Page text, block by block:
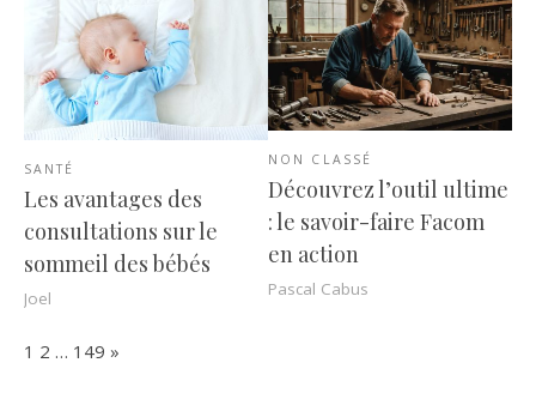
SANTÉ
Les avantages des
consultations sur le
sommeil des bébés
Joel
NON CLASSÉ
Découvrez l’outil ultime
: le savoir-faire Facom
en action
Pascal Cabus
Page:
1 2 … 149 Next
»